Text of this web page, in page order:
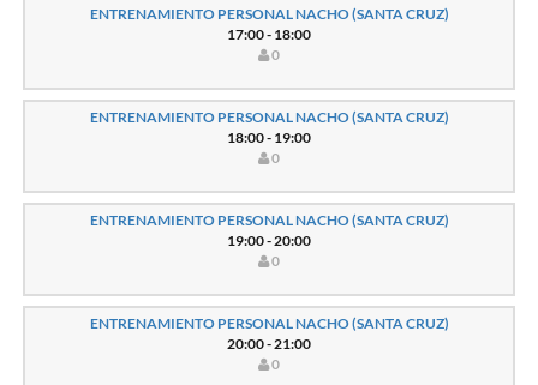
ENTRENAMIENTO PERSONAL NACHO (SANTA CRUZ)
17:00 - 18:00
0
ENTRENAMIENTO PERSONAL NACHO (SANTA CRUZ)
18:00 - 19:00
0
ENTRENAMIENTO PERSONAL NACHO (SANTA CRUZ)
19:00 - 20:00
0
ENTRENAMIENTO PERSONAL NACHO (SANTA CRUZ)
20:00 - 21:00
0